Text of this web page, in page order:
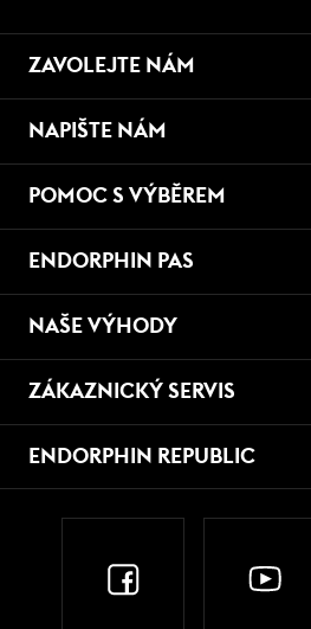
ZAVOLEJTE NÁM
NAPIŠTE NÁM
POMOC S VÝBĚREM
ENDORPHIN PAS
NAŠE VÝHODY
ZÁKAZNICKÝ SERVIS
ENDORPHIN REPUBLIC